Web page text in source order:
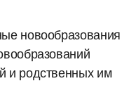
новообразования
и родственных им